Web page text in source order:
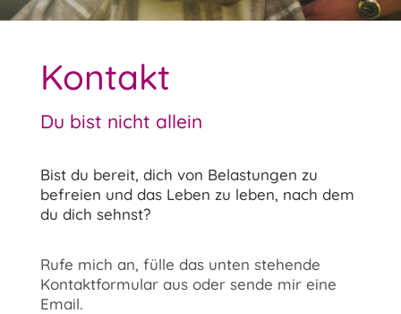
Kontakt
Du bist nicht allein
Bist du bereit, dich von Belastungen zu
befreien und das Leben zu leben, nach dem
du dich sehnst?
Rufe mich an, fülle das unten stehende
Kontaktformular aus oder sende mir eine
Email.